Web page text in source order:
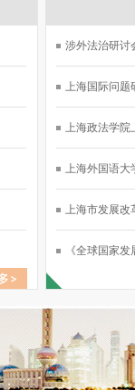
涉外法治研讨
上海国际问题
上海政法学院
上海外国语大
上海市发展改
《全球国家